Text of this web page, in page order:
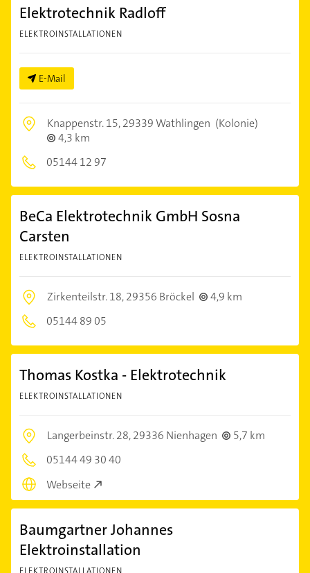
Elektrotechnik Radloff
ELEKTROINSTALLATIONEN
E-Mail
Knappenstr. 15,29339 Wathlingen (Kolonie)
4,3 km
05144 12 97
BeCa Elektrotechnik GmbH Sosna
Carsten
ELEKTROINSTALLATIONEN
Zirkenteilstr. 18,29356 Bröckel
4,9 km
05144 89 05
Thomas Kostka - Elektrotechnik
ELEKTROINSTALLATIONEN
Langerbeinstr. 28,29336 Nienhagen
5,7 km
05144 49 30 40
Webseite
Baumgartner Johannes
Elektroinstallation